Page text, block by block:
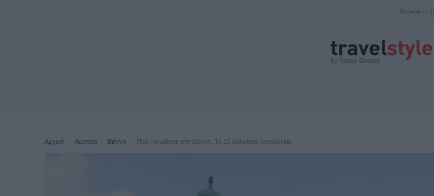
Αρχική Αυστρία Βιέννη Πού να μείνετε στη Βιέννη: Τα 15 καλύτερα ξενοδοχεία